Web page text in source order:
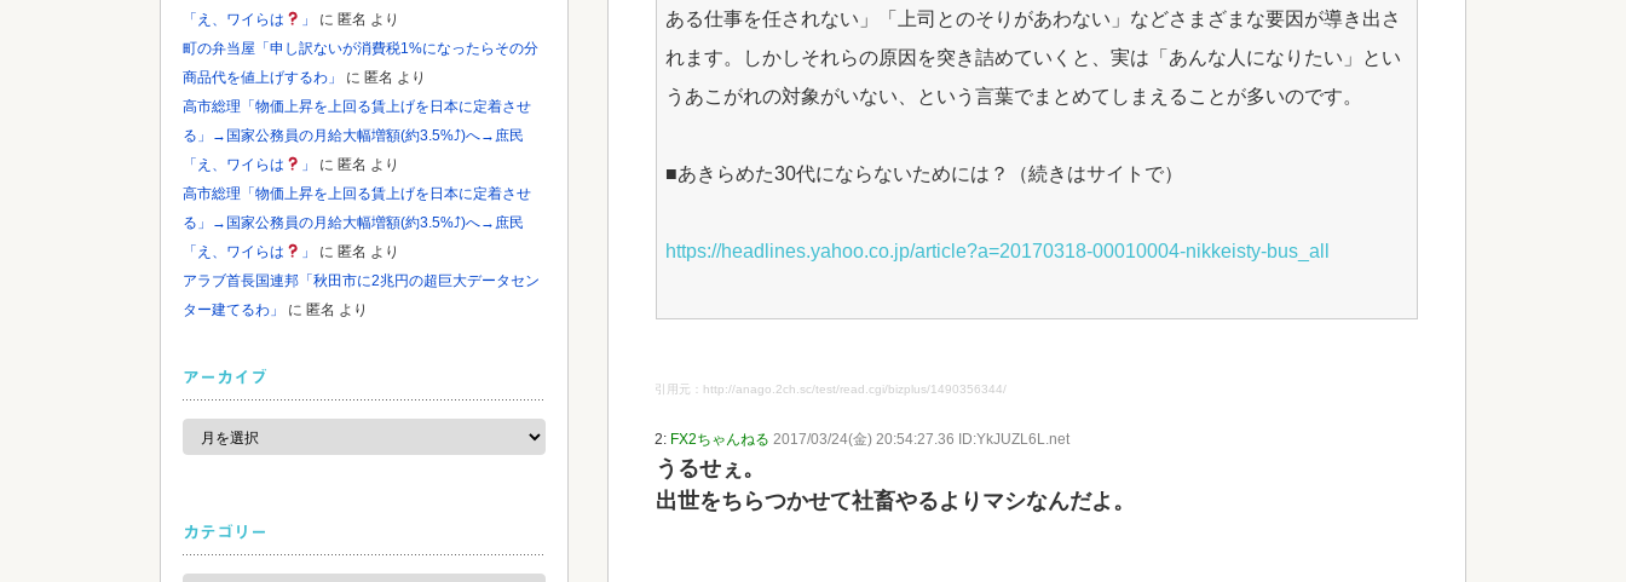
ある仕事を任されない」「上司とのそりがあわない」などさまざまな要因が導き出さ
れます。しかしそれらの原因を突き詰めていくと、実は「あんな人になりたい」とい
うあこがれの対象がいない、という言葉でまとめてしまえることが多いのです。
■あきらめた30代にならないためには？（続きはサイトで）
https://headlines.yahoo.co.jp/article?a=20170318-00010004-nikkeisty-bus_all
引用元：http://anago.2ch.sc/test/read.cgi/bizplus/1490356344/
2: FX2ちゃんねる 2017/03/24(金) 20:54:27.36 ID:YkJUZL6L.net
うるせぇ。
出世をちらつかせて社畜やるよりマシなんだよ。
「え、ワイらは
」 に 匿名 より
町の弁当屋「申し訳ないが消費税1%になったらその分
商品代を値上げするわ」
に 匿名 より
高市総理「物価上昇を上回る賃上げを日本に定着させ
る」→国家公務員の月給大幅増額(約3.5%⤴)へ→庶民
「え、ワイらは
」 に 匿名 より
高市総理「物価上昇を上回る賃上げを日本に定着させ
る」→国家公務員の月給大幅増額(約3.5%⤴)へ→庶民
「え、ワイらは
」 に 匿名 より
アラブ首長国連邦「秋田市に2兆円の超巨大データセン
ター建てるわ」
に 匿名 より
アーカイブ
ア
カ
カテゴリー